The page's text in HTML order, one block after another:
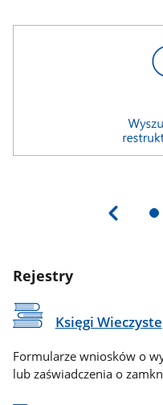
Rejestry
Księgi Wieczyste
Formularze wniosków o
lub zaświadczenia o